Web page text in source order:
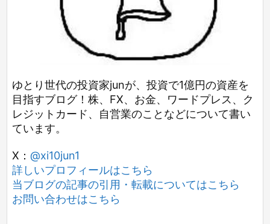
ゆとり世代の投資家junが、投資で1億円の資産を
目指すブログ！株、FX、お金、ワードプレス、ク
レジットカード、自営業のことなどについて書い
ています。
X： @xi10jun1
詳しいプロフィールはこちら
当ブログの記事の引用・転載についてはこちら
お問い合わせはこちら